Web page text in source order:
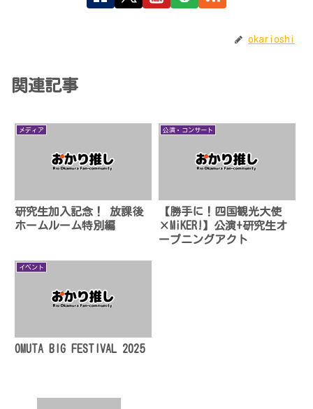
okarioshi
関連記事
メディア
研究生加入記念！ 放課後
ホームルーム特別編
公演・コンサート
【勝手に！四国観光大使
×MiKER!】公演+研究生オ
ープニングアクト
イベント
OMUTA BIG FESTIVAL 2025